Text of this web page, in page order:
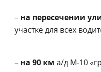
– на пересечении
участке для всех
– на 90 км а/д М-10